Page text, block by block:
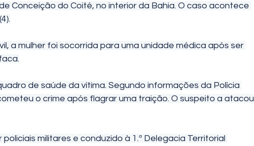
Conceição do Coité, no interior da Bahia. O caso acontece
a mulher foi socorrida para uma unidade médica após ser
o crime após flagrar uma traição. O suspeito a atacou
militares e conduzido à 1.ª Delegacia Territorial